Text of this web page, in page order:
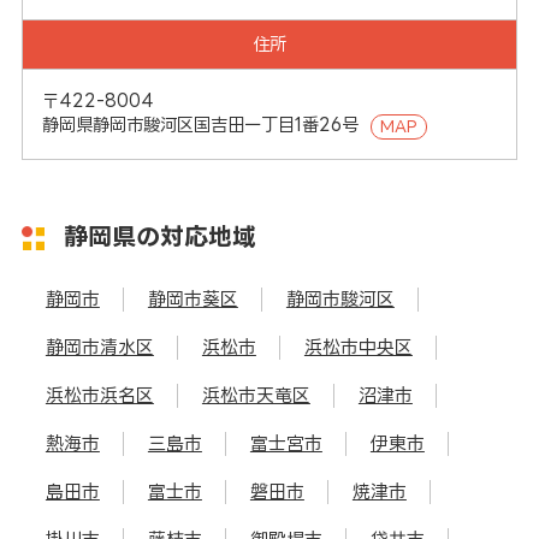
住所
〒422-8004
静岡県静岡市駿河区国吉田一丁目1番26号
MAP
静岡県の対応地域
静岡市 静岡市葵区 静岡市駿河区
静岡市清水区 浜松市 浜松市中央区
浜松市浜名区 浜松市天竜区 沼津市
熱海市 三島市 富士宮市 伊東市
島田市 富士市 磐田市 焼津市